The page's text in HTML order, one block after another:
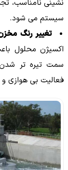
نشینی نامناسب،
سیستم می شود.
تغییر رنگ
اکسیژن محلول
سمت تیره تر
فعالیت بی هوازی